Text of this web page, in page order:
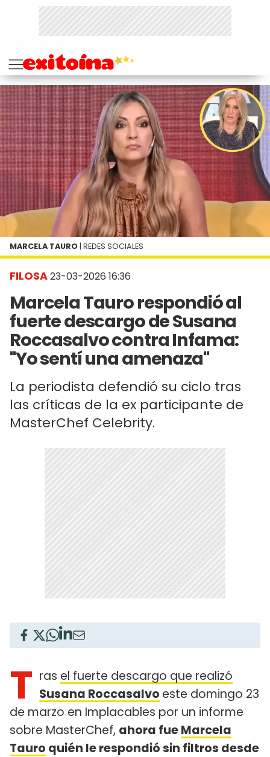
FILOSA23-03-2026 16:36
Marcela Tauro respondió al
fuerte descargo de Susana
Roccasalvo contra Infama:
"Yo sentí una amenaza"
La periodista defendió su ciclo tras
las críticas de la ex participante de
MasterChef Celebrity.
MARCELA TAURO | REDES SOCIALES
T ras el fuerte descargo que realizó
Susana Roccasalvo este domingo 23
de marzo en Implacables por un informe
sobre MasterChef, ahora fueMarcela
Tauro quién le respondió sin filtros desde